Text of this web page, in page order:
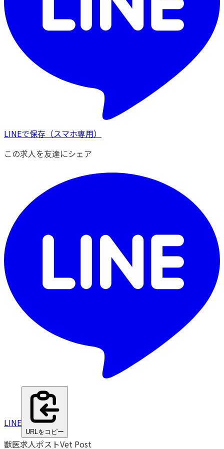
LINEで保存 （スマホ専用）
この求人を友達にシェア
LINE
URLをコピー
獣医求人ポストVet Post